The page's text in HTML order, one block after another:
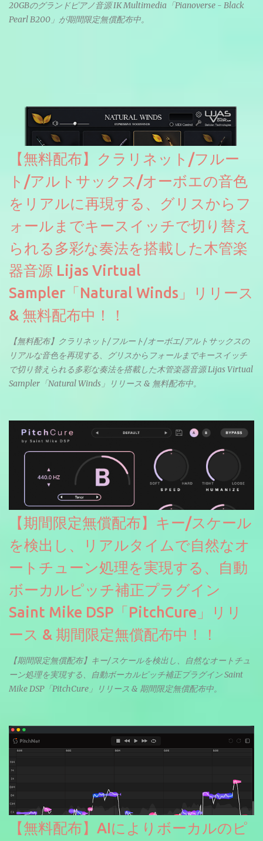
20GBのグランドピアノ音源 IK Multimedia「Pianoverse - Black
Pearl B200」が期間限定無償配布中。
【無料配布】クラリネット/フルー
ト/アルトサックス/オーボエの音色
をリアルに再現する、グリスからフ
ォールまでキースイッチで切り替え
られる多彩な奏法を搭載した木管楽
器音源 Lijas Virtual
Sampler「Natural Winds」リリース
& 無料配布中！！
【無料配布】クラリネット/フルート/オーボエ/アルトサックスの
リアルな音色を再現する、グリスからフォールまでキースイッチ
で切り替えられる多彩な奏法を搭載した木管楽器音源 Lijas Virtual
Sampler「Natural Winds」リリース & 無料配布中。
【期間限定無償配布】キー/スケール
を検出し、リアルタイムで自然なオ
ートチューン処理を実現する、自動
ボーカルピッチ補正プラグイン
Saint Mike DSP「PitchCure」リリ
ース & 期間限定無償配布中！！
【期間限定無償配布】キー/スケールを検出し、自然なオートチュ
ーン処理を実現する、自動ボーカルピッチ補正プラグイン Saint
Mike DSP「PitchCure」リリース & 期間限定無償配布中。
【無料配布】AIによりボーカルのピ